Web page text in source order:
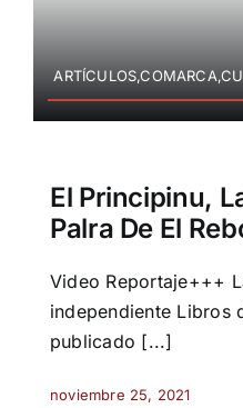
El Principinu,
Palra De El
Video Reportaje+++
independiente Libros
publicado [...]
noviembre 25, 2021